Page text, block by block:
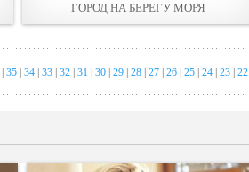
ГОРОД НА БЕРЕГУ МОРЯ
35 34 33 32 31 30 29 28 27 26 25 24 23 22